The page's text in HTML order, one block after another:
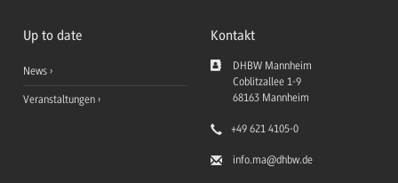
Up to date
News
Veranstaltungen
Kontakt
DHBW Mannheim
Coblitzallee 1-9
68163 Mannheim
+49 621 4105-0
info.ma@dhbw.de